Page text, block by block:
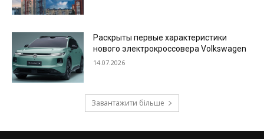
Раскрыты первые характеристики
нового электрокроссовера Volkswagen
14.07.2026
Завантажити більше